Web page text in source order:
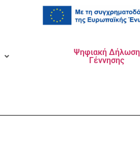
Ψηφιακή Δήλωση
Γέννησης